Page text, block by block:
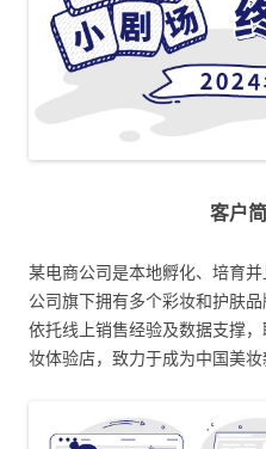
客户
某电商公司是本地孵化、培育
公司旗下拥有多个彩妆和护肤
依托线上销售经验及数据支撑
妆体验店，致力于成为中国美妆